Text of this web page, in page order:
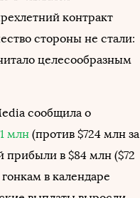
контракт
стороны не стали:
целесообразным
сообщила о
млн (против $724 млн за
прибыли в $84 млн ($72
в календаре